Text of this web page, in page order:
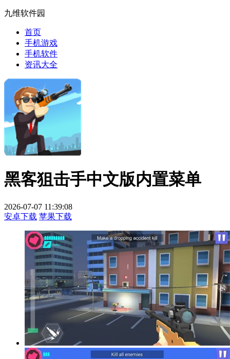
九维软件园
首页
手机游戏
手机软件
资讯大全
黑客狙击手中文版内置菜单
2026-07-07 11:39:08
安卓下载 苹果下载